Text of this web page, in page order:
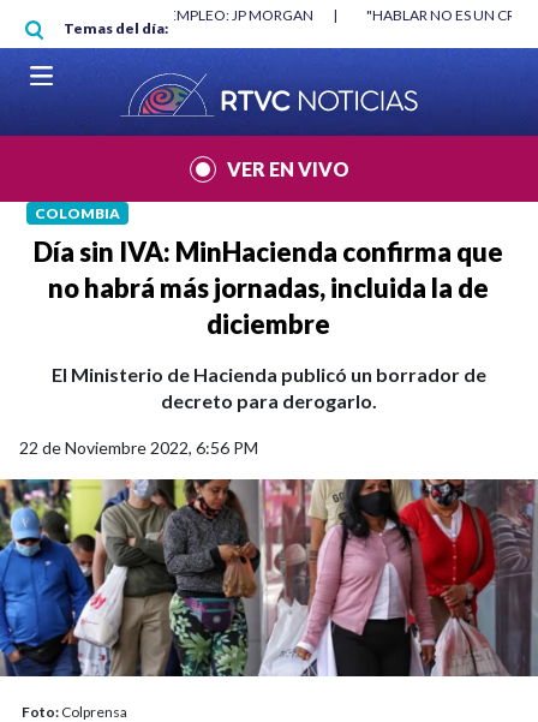
Pasar al contenido principal
Temas del día:
"HABLAR NO ES UN CRIMEN": CARTA DE BETO CORAL |
VER EN VIVO
COLOMBIA
Día sin IVA: MinHacienda confirma que
no habrá más jornadas, incluida la de
diciembre
El Ministerio de Hacienda publicó un borrador de
decreto para derogarlo.
22 de Noviembre 2022, 6:56 PM
Foto: Colprensa